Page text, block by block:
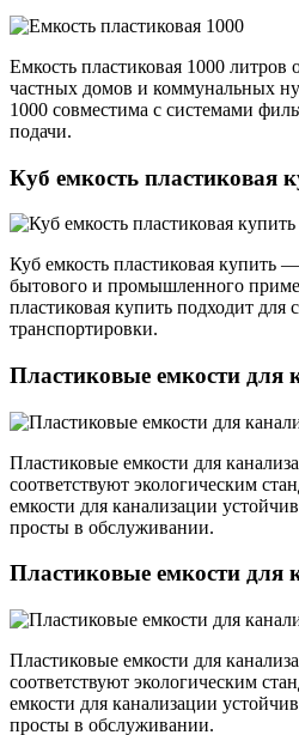
Емкость пластиковая 1000 литров
частных домов и коммунальных
1000 совместима с системами
подачи.
Куб емкость пластиковая
Куб емкость пластиковая купить
бытового и промышленного
пластиковая купить подходит для
транспортировки.
Пластиковые емкости для
Пластиковые емкости для
соответствуют экологическим
емкости для канализации
просты в обслуживании.
Пластиковые емкости для
Пластиковые емкости для
соответствуют экологическим
емкости для канализации
просты в обслуживании.